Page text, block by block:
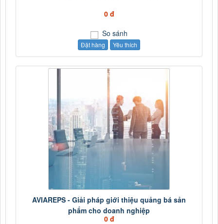
0 đ
So sánh
Đặt hàng Yêu thích
AVIAREPS - Giải pháp giới thiệu quảng bá sản
phẩm cho doanh nghiệp
0 đ